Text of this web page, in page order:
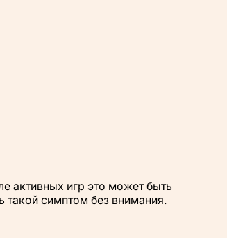
активных игр это может быть
такой симптом без внимания.